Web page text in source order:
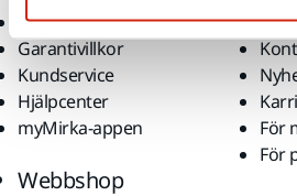
Nedladdningar
Garantivillkor
Kundservice
Hjälpcenter
myMirka-appen
Om
För
För
Webbshop